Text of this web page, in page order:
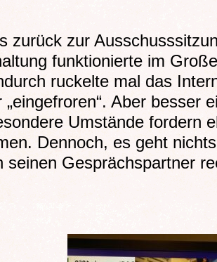
zurück zur
funktionierte im
ruckelte mal das
„eingefroren“. Aber besser
Umstände fordern
Dennoch, es geht
seinen Gesprächspartner